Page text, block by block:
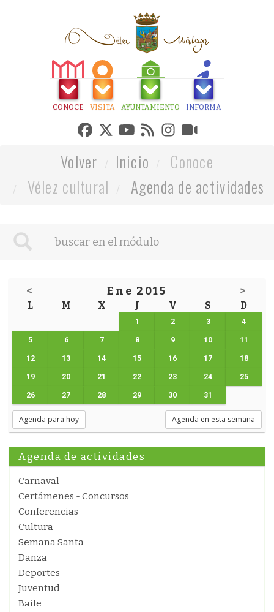
CONOCE VISITA AYUNTAMIENTO INFORMA
Volver Inicio
Conoce
Vélez cultural
Agenda de actividades
< Ene 2015 >
L M X J V S D
1 2 3 4
5 6 7 8 9 10 11
12 13 14 15 16 17 18
19 20 21 22 23 24 25
26 27 28 29 30 31
Agenda para hoy Agenda en esta semana
Agenda de actividades
Carnaval
Certámenes - Concursos
Conferencias
Cultura
Semana Santa
Danza
Deportes
Juventud
Baile